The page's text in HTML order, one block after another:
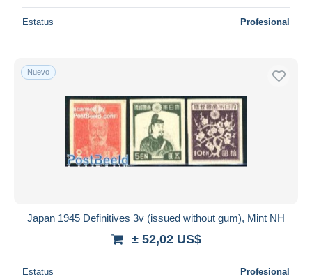
Estatus Profesional
Nuevo
Japan 1945 Definitives 3v (issued without gum), Mint NH
± 52,02 US$
Estatus Profesional